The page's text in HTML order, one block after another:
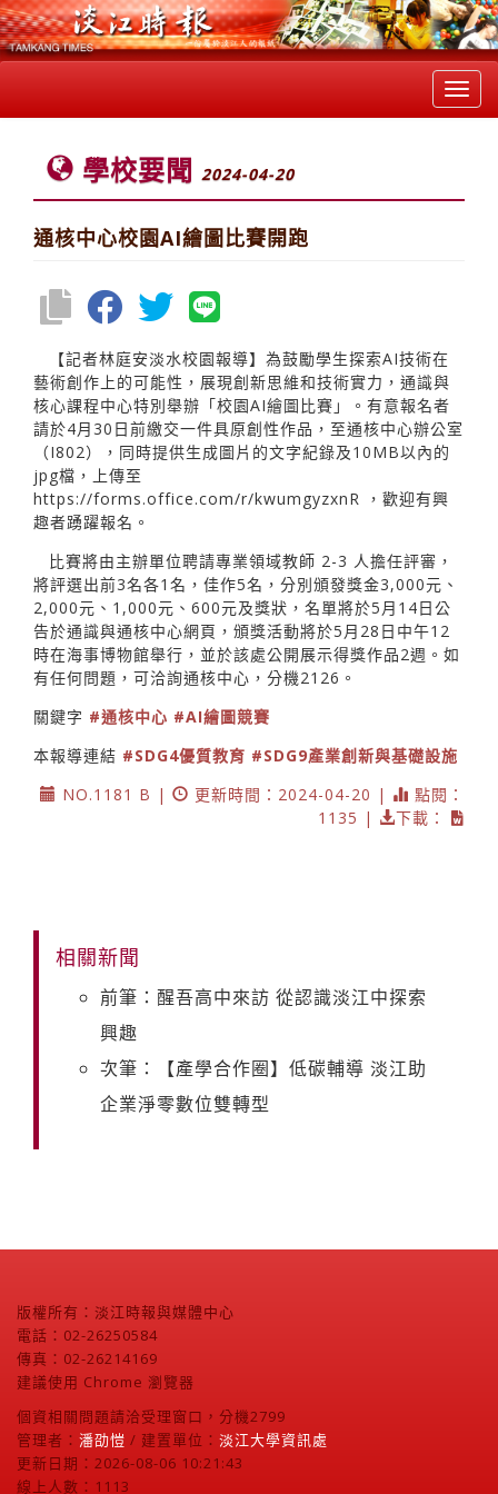
學校要聞 2024-04-20
通核中心校園AI繪圖比賽開跑
【記者林庭安淡水校園報導】為鼓勵學生探索AI技術在
藝術創作上的可能性，展現創新思維和技術實力，通識與
核心課程中心特別舉辦「校園AI繪圖比賽」。有意報名者
請於4月30日前繳交一件具原創性作品，至通核中心辦公室
（I802），同時提供生成圖片的文字紀錄及10MB以內的
jpg檔，上傳至
https://forms.office.com/r/kwumgyzxnR
，歡迎有興
趣者踴躍報名。
比賽將由主辦單位聘請專業領域教師 2-3 人擔任評審，
將評選出前3名各1名，佳作5名，分別頒發獎金3,000元、
2,000元、1,000元、600元及獎狀，名單將於5月14日公
告於通識與通核中心網頁，頒獎活動將於5月28日中午12
時在海事博物館舉行，並於該處公開展示得獎作品2週。如
有任何問題，可洽詢通核中心，分機2126。
關鍵字 #通核中心 #AI繪圖競賽
本報導連結 #SDG4優質教育 #SDG9產業創新與基礎設施
NO.1181 B |
更新時間：2024-04-20 |
點閱：
1135 |
下載：
相關新聞
前筆：醒吾高中來訪 從認識淡江中探索
興趣
次筆：【產學合作圈】低碳輔導 淡江助
企業淨零數位雙轉型
版權所有：淡江時報與媒體中心
電話：02-26250584
傳真：02-26214169
建議使用 Chrome 瀏覽器
個資相關問題請洽受理窗口，分機2799
管理者： 潘劭愷 / 建置單位： 淡江大學資訊處
更新日期：2026-08-06 10:21:43
線上人數：1113